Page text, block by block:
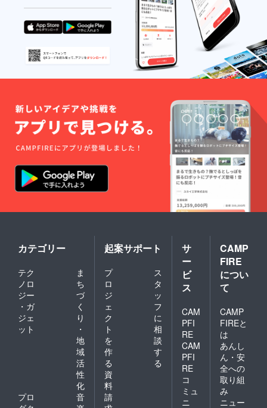
が異な
る場合
があり
ますの
であら
かじめ
ご了承
くださ
い。
されま
す。 商
品開封
前には
必ず貼
付され
たラベ
ルや注
認くだ
さい。
※実際に
お届け
する
パッ
ケージ
等のデ
ザイン
が異な
る場合
があり
ご了承
くださ
い。
カテゴリー
テク
ノロ
ジー
・ガ
ジェ
ット
ま
ち
づ
く
り
・
地
域
活
性
化
プロ
音
起案サポート
プ
ロ
ジ
ェ
ク
ト
を
作
る
ス
タ
ッ
フ
に
相
談
す
る
資
料
請
サ
ー
ビ
ス
CAM
PFI
RE
CAM
PFI
RE
コ
ミュ
ニ
CAMP
FIRE
につい
て
CAMP
FIREと
は
あんし
ん・安
全への
取り組
み
ニュー